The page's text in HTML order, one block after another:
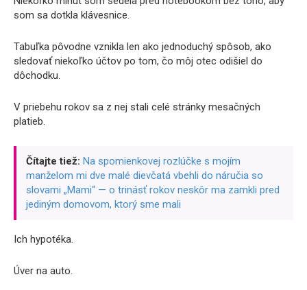
som sa dotkla klávesnice.
Tabuľka pôvodne vznikla len ako jednoduchý spôsob, ako
sledovať niekoľko účtov po tom, čo môj otec odišiel do
dôchodku.
V priebehu rokov sa z nej stali celé stránky mesačných
platieb.
Čítajte tiež: Na spomienkovej rozlúčke s mojím
manželom mi dve malé dievčatá vbehli do náručia so
slovami „Mami“ — o trinásť rokov neskôr ma zamkli pred
jediným domovom, ktorý sme mali
Ich hypotéka.
Úver na auto.